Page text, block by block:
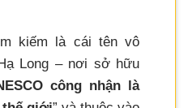
kiếm là cái tên vô
Long – nơi sở hữu
công nhận là